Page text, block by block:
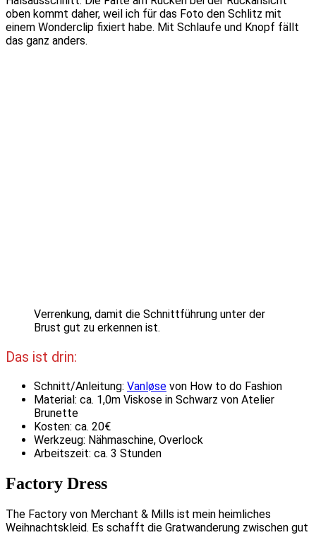
oben kommt daher, weil ich für das Foto den Schlitz mit
einem Wonderclip fixiert habe. Mit Schlaufe und Knopf fällt
das ganz anders.
Verrenkung, damit die Schnittführung unter der
Brust gut zu erkennen ist.
Das ist drin:
Schnitt/Anleitung: Vanløse von How to do Fashion
Material: ca. 1,0m Viskose in Schwarz von Atelier
Brunette
Kosten: ca. 20€
Werkzeug: Nähmaschine, Overlock
Arbeitszeit: ca. 3 Stunden
Factory Dress
The Factory von Merchant & Mills ist mein heimliches
Weihnachtskleid. Es schafft die Gratwanderung zwischen gut